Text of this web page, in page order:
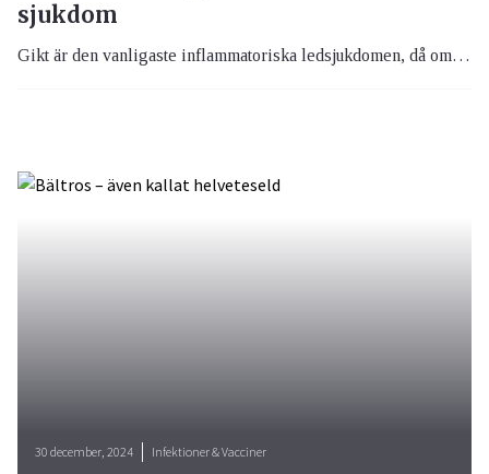
sjukdom
Gikt är den vanligaste inflammatoriska ledsjukdomen, då omkring 150 000 personer lever med gikt och då totalt kring 15 000 individer i Sverige årligen insjuknar. Inflammationen kommer i attacker och gör mycket ont. Hos män över 70 års ålder har över 10 procent gikt, vilket med hänsyn till sjukdomens vanlighet förmodligen innebär att gikt är en av de sämst behandlade sjukdomarna i sjukvården.
30 december, 2024 Infektioner & Vacciner